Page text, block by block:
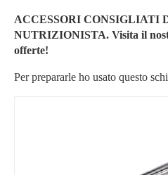
ACCESSORI CONSIGLIATI
NUTRIZIONISTA. Visita il
offerte!
Per prepararle ho usato questo